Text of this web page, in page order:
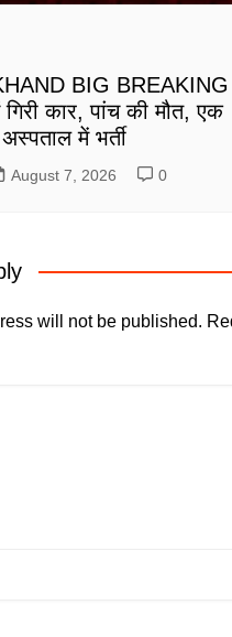
BIG BREAKING
कार, पांच की मौत, एक
में भर्ती
August 7, 2026 0
will not be published.